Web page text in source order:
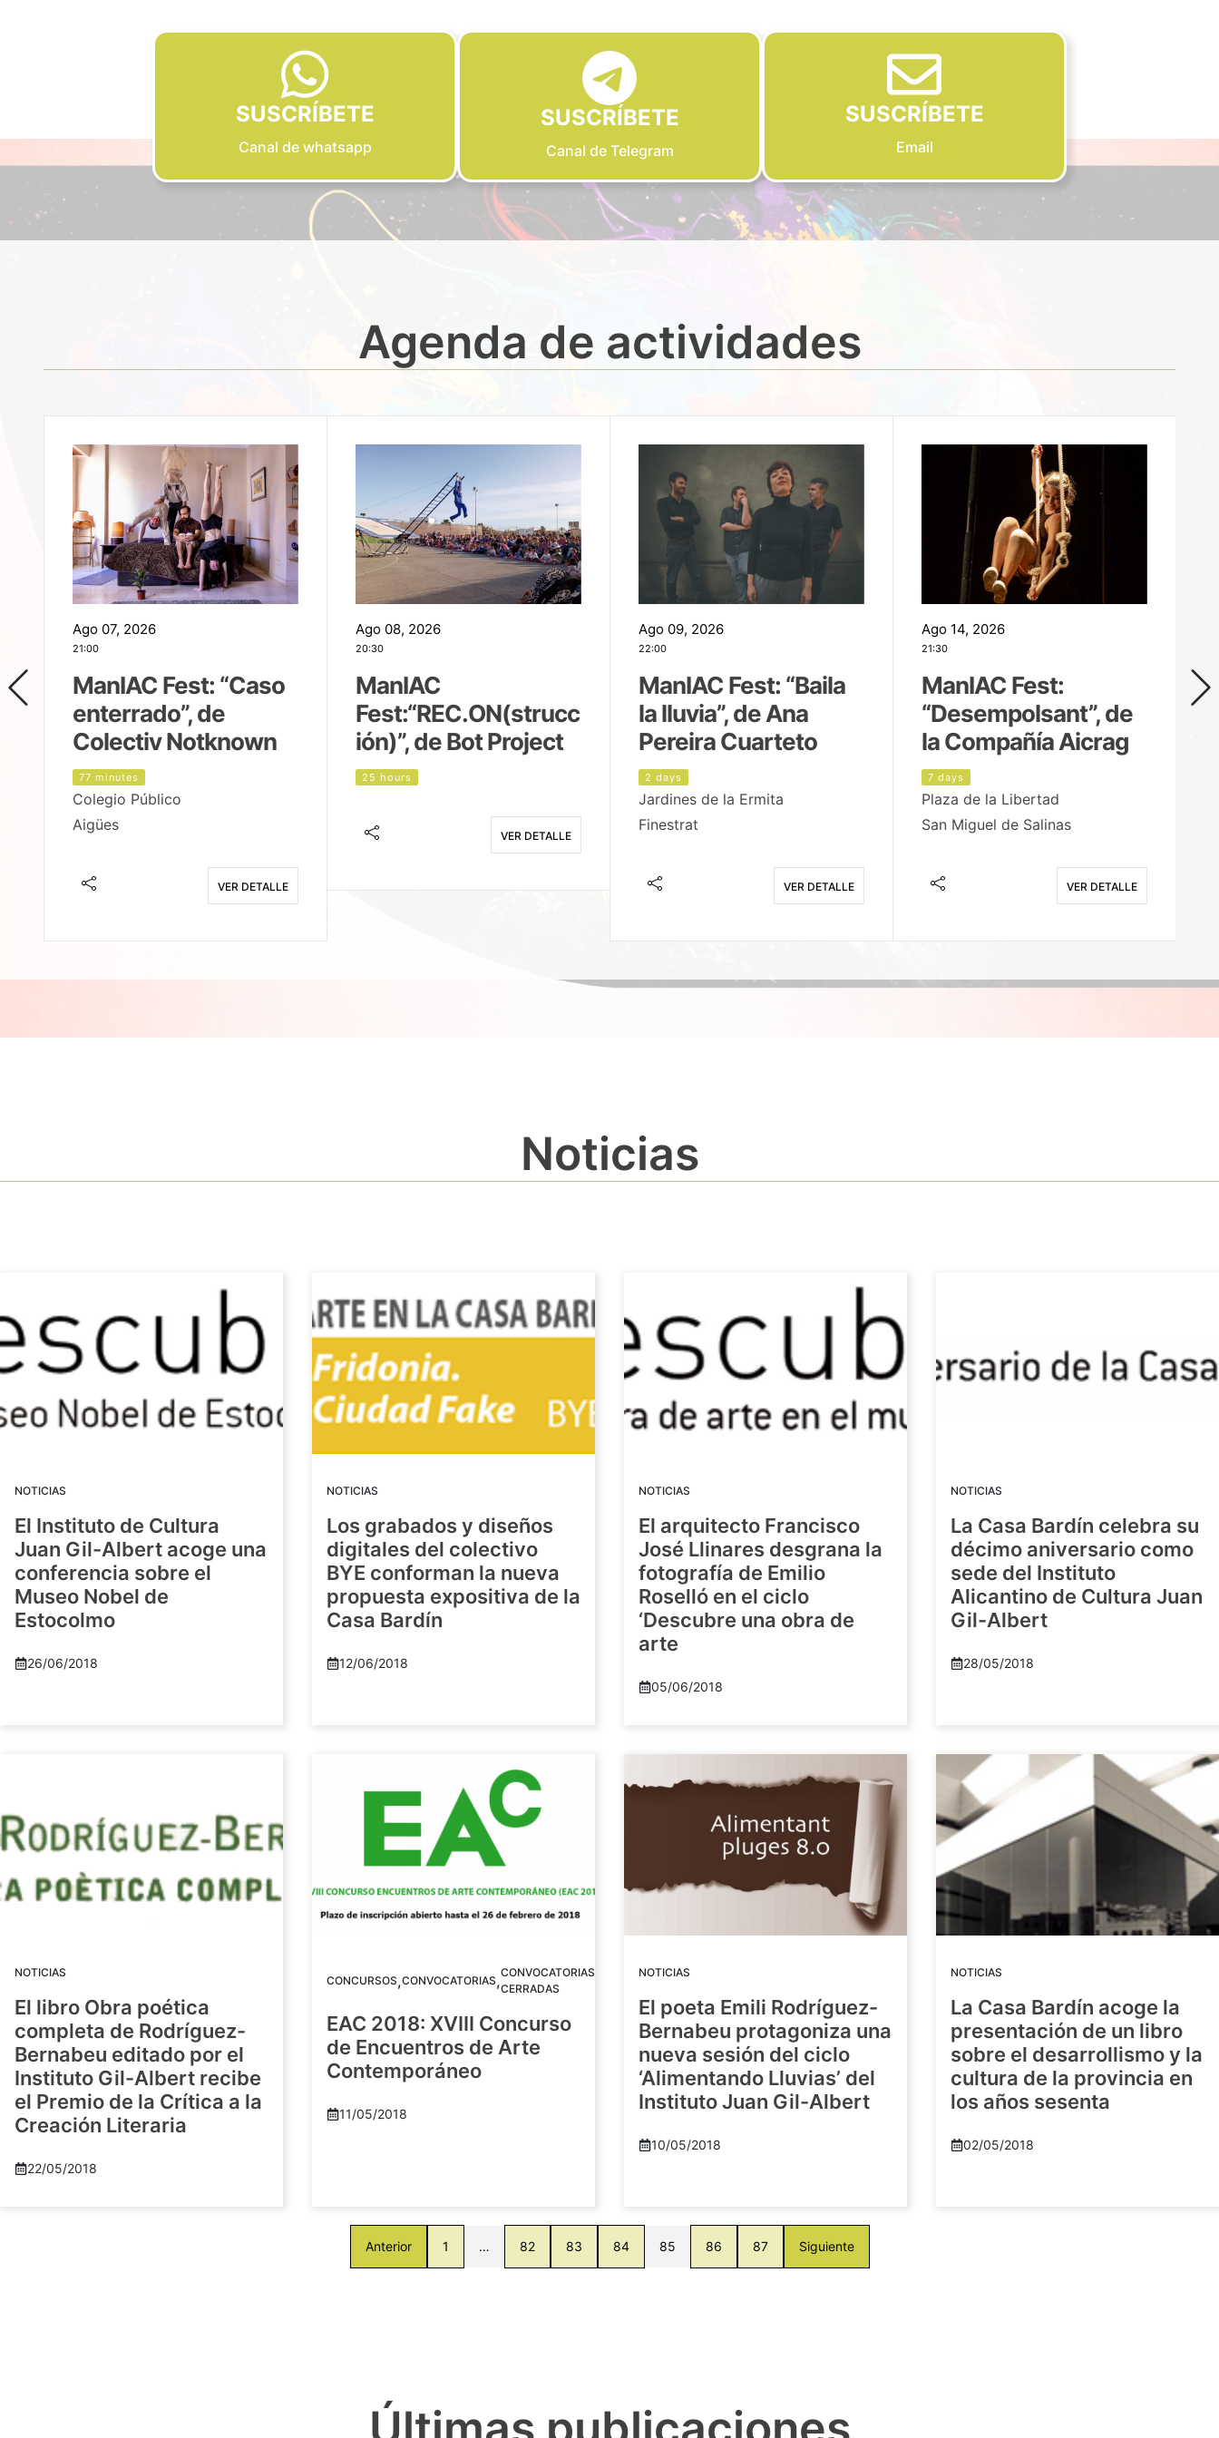
SUSCRÍBETE
Canal de whatsapp
SUSCRÍBETE
Canal de Telegram
SUSCRÍBETE
Email
Agenda de actividades
Ago 07, 2026
21:00
ManIAC Fest: “Caso
enterrado”, de
Colectiv Notknown
77 minutes
Colegio Público
Aigües
VER DETALLE
Ago 08, 2026
20:30
ManIAC
Fest:“REC.ON(strucc
ión)”, de Bot Project
25 hours
VER DETALLE
Ago 09, 2026
22:00
ManIAC Fest: “Baila
la lluvia”, de Ana
Pereira Cuarteto
2 days
Jardines de la Ermita
Finestrat
VER DETALLE
Ago 14, 2026
21:30
ManIAC Fest:
“Desempolsant”, de
la Compañía Aicrag
7 days
Plaza de la Libertad
San Miguel de Salinas
VER DETALLE
Noticias
NOTICIAS
El Instituto de Cultura
Juan Gil-Albert acoge una
conferencia sobre el
Museo Nobel de
Estocolmo
26/06/2018
NOTICIAS
Los grabados y diseños
digitales del colectivo
BYE conforman la nueva
propuesta expositiva de la
Casa Bardín
12/06/2018
NOTICIAS
El arquitecto Francisco
José Llinares desgrana la
fotografía de Emilio
Roselló en el ciclo
‘Descubre una obra de
arte
05/06/2018
NOTICIAS
La Casa Bardín celebra su
décimo aniversario como
sede del Instituto
Alicantino de Cultura Juan
Gil-Albert
28/05/2018
NOTICIAS
El libro Obra poética
completa de Rodríguez-
Bernabeu editado por el
Instituto Gil-Albert recibe
el Premio de la Crítica a la
Creación Literaria
22/05/2018
CONCURSOS,CONVOCATORIAS,CONVOCATORIAS
CERRADAS
EAC 2018: XVIII Concurso
de Encuentros de Arte
Contemporáneo
11/05/2018
NOTICIAS
El poeta Emili Rodríguez-
Bernabeu protagoniza una
nueva sesión del ciclo
‘Alimentando Lluvias’ del
Instituto Juan Gil-Albert
10/05/2018
NOTICIAS
La Casa Bardín acoge la
presentación de un libro
sobre el desarrollismo y la
cultura de la provincia en
los años sesenta
02/05/2018
Anterior 1 … 82 83 84 85 86 87 Siguiente